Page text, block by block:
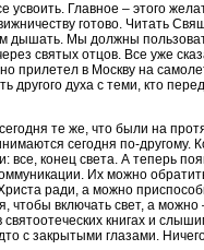
усвоить. Главное – этого
готово. Читать
дышать. Мы должны
святых отцов. Все уже
прилетел в Москву на
другого духа с теми, кто
те же, что были на
сегодня по-другому.
все, конец света. А теперь
Их можно
ради, а можно
чтобы включать свет, а
книгах и
с закрытыми глазами.